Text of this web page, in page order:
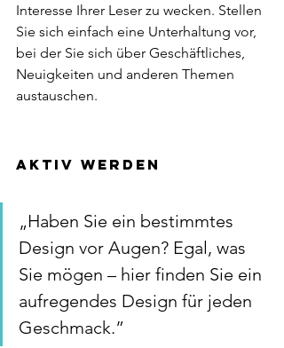
Interesse Ihrer Leser zu wecken. Stellen
Sie sich einfach eine Unterhaltung vor,
bei der Sie sich über Geschäftliches,
Neuigkeiten und anderen Themen
austauschen.
Aktiv werden
„Haben Sie ein bestimmtes
Design vor Augen? Egal, was
Sie mögen – hier finden Sie ein
aufregendes Design für jeden
Geschmack.”